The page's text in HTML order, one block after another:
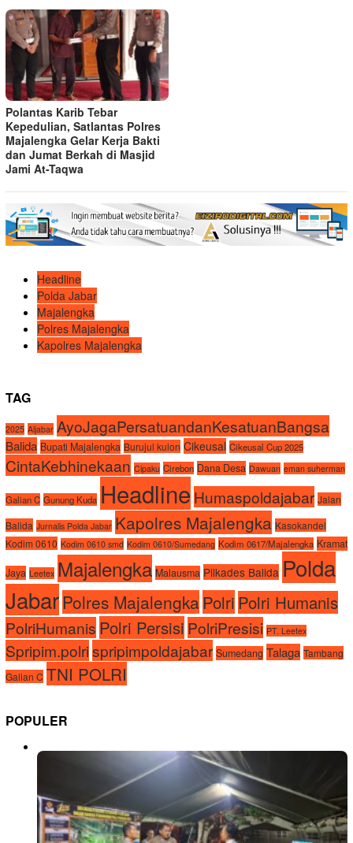
Polantas Karib Tebar
Kepedulian, Satlantas Polres
Majalengka Gelar Kerja Bakti
dan Jumat Berkah di Masjid
Jami At-Taqwa
Headline
Polda Jabar
Majalengka
Polres Majalengka
Kapolres Majalengka
TAG
2025 Aljabar AyoJagaPersatuandanKesatuanBangsa
Balida Bupati Majalengka Burujul kulon Cikeusal Cikeusal Cup 2025
CintaKebhinekaan Cipaku Cirebon Dana Desa Dawuan eman suherman
Galian C Gunung Kuda Headline Humaspoldajabar Jalan
Balida Jurnalis Polda Jabar Kapolres Majalengka Kasokandel
Kodim 0610 Kodim 0610 smd Kodim 0610/Sumedang Kodim 0617/Majalengka Kramat
Jaya Leetex Majalengka Malausma Pilkades Balida Polda
Jabar Polres MajalengkaPolri Polri Humanis
PolriHumanis Polri Persisi PolriPresisi PT. Leetex
Spripim.polrispripimpoldajabar Sumedang Talaga Tambang
Galian C TNI POLRI
POPULER